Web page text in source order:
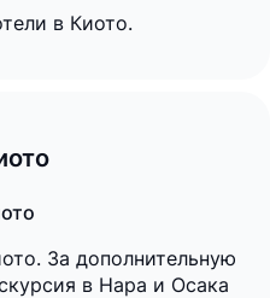
в Киото.
За дополнительную
в Нара и Осака